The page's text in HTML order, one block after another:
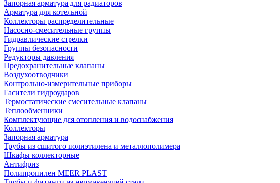
Запорная арматура для радиаторов
Арматура для котельной
Коллекторы распределительные
Насосно-смесительные группы
Гидравлические стрелки
Группы безопасности
Редукторы давления
Предохранительные клапаны
Воздухоотводчики
Контрольно-измерительные приборы
Гасители гидроударов
Термостатические смесительные клапаны
Теплообменники
Комплектующие для отопления и водоснабжения
Коллекторы
Запорная арматура
Трубы из сшитого полиэтилена и металлополимера
Шкафы коллекторные
Антифриз
Полипропилен MEER PLAST